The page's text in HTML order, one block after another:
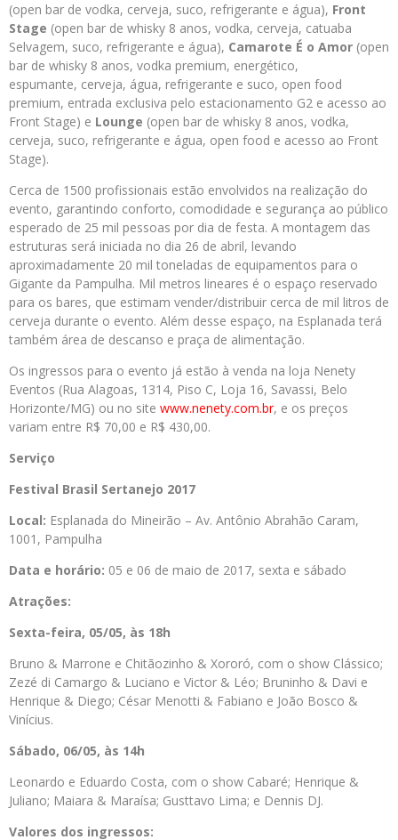
(open bar de vodka, cerveja, suco, refrigerante e água), Front
Stage (open bar de whisky 8 anos, vodka, cerveja, catuaba
Selvagem, suco, refrigerante e água), Camarote É o Amor (open
bar de whisky 8 anos, vodka premium, energético,
espumante, cerveja, água, refrigerante e suco, open food
premium, entrada exclusiva pelo estacionamento G2 e acesso ao
Front Stage) e Lounge (open bar de whisky 8 anos, vodka,
cerveja, suco, refrigerante e água, open food e acesso ao Front
Stage).
Cerca de 1500 profissionais estão envolvidos na realização do
evento, garantindo conforto, comodidade e segurança ao público
esperado de 25 mil pessoas por dia de festa. A montagem das
estruturas será iniciada no dia 26 de abril, levando
aproximadamente 20 mil toneladas de equipamentos para o
Gigante da Pampulha. Mil metros lineares é o espaço reservado
para os bares, que estimam vender/distribuir cerca de mil litros de
cerveja durante o evento. Além desse espaço, na Esplanada terá
também área de descanso e praça de alimentação.
Os ingressos para o evento já estão à venda na loja Nenety
Eventos (Rua Alagoas, 1314, Piso C, Loja 16, Savassi, Belo
Horizonte/MG) ou no site www.nenety.com.br, e os preços
variam entre R$ 70,00 e R$ 430,00.
Serviço
Festival Brasil Sertanejo 2017
Local: Esplanada do Mineirão – Av. Antônio Abrahão Caram,
1001, Pampulha
Data e horário: 05 e 06 de maio de 2017, sexta e sábado
Atrações:
Sexta-feira, 05/05, às 18h
Bruno & Marrone e Chitãozinho & Xororó, com o show Clássico;
Zezé di Camargo & Luciano e Victor & Léo; Bruninho & Davi e
Henrique & Diego; César Menotti & Fabiano e João Bosco &
Vinícius.
Sábado, 06/05, às 14h
Leonardo e Eduardo Costa, com o show Cabaré; Henrique &
Juliano; Maiara & Maraísa; Gusttavo Lima; e Dennis DJ.
Valores dos ingressos: